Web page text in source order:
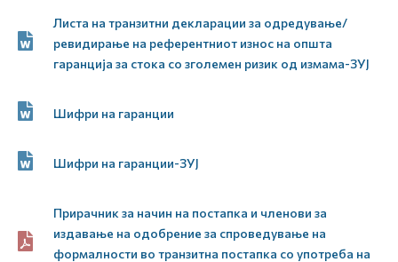
Листа на транзитни декларации за одредување/
ревидирање на референтниот износ на општа
гаранција за стока со зголемен ризик од измама-ЗУЈ
Шифри на гаранции
Шифри на гаранции-ЗУЈ
Прирачник за начин на постапка и членови за
издавање на одобрение за спроведување на
формалности во транзитна постапка со употреба на